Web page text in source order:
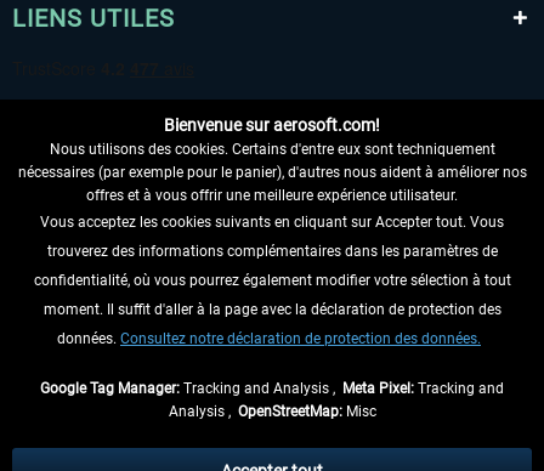
LIENS UTILES
RENONCER AU CONTRAT ICI
INFORMATIONS
NE MANQUEZ PAS LES DERNIÈRES
échéant, frais de remboursement, si aucune description contraire.
Bienvenue sur aerosoft.com!
Nous utilisons des cookies. Certains d'entre eux sont techniquement
nécessaires (par exemple pour le panier), d'autres nous aident à améliorer nos
offres et à vous offrir une meilleure expérience utilisateur.
Vous acceptez les cookies suivants en cliquant sur Accepter tout. Vous
trouverez des informations complémentaires dans les paramètres de
confidentialité, où vous pourrez également modifier votre sélection à tout
moment. Il suffit d'aller à la page avec la déclaration de protection des
données. Consultez notre déclaration de protection des données.
Google Tag Manager: Tracking and Analysis , Meta Pixel: Tracking and
Analysis , OpenStreetMap:Misc